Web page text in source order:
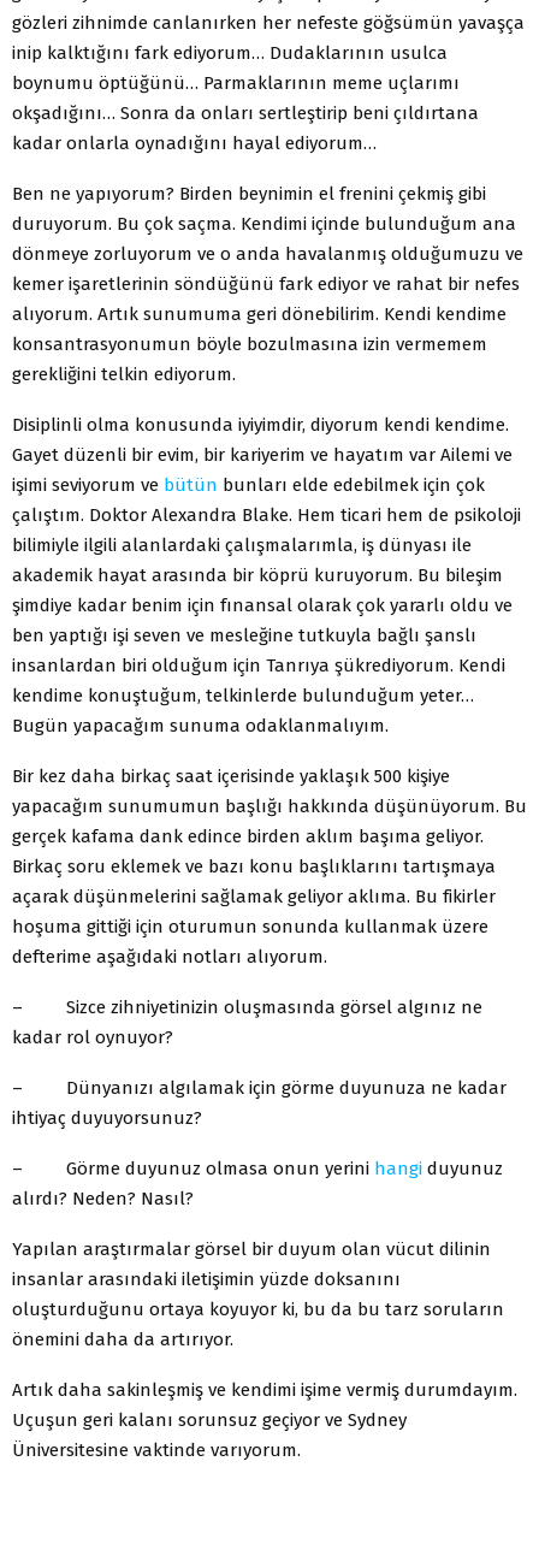
gözleri zihnimde canlanırken her nefeste göğsümün yavaşça
inip kalktığını fark ediyorum… Dudaklarının usulca
boynumu öptüğünü… Parmaklarının meme uçlarımı
okşadığını… Sonra da onları sertleştirip beni çıldırtana
kadar onlarla oynadığını hayal ediyorum…
Ben ne yapıyorum? Birden beynimin el frenini çekmiş gibi
duruyorum. Bu çok saçma. Kendimi içinde bulunduğum ana
dönmeye zorluyorum ve o anda havalanmış olduğumuzu ve
kemer işaretlerinin söndüğünü fark ediyor ve rahat bir nefes
alıyorum. Artık sunumuma geri dönebilirim. Kendi kendime
konsantrasyonumun böyle bozulmasına izin vermemem
gerekliğini telkin ediyorum.
Disiplinli olma konusunda iyiyimdir, diyorum kendi kendime.
Gayet düzenli bir evim, bir kariyerim ve hayatım var Ailemi ve
işimi seviyorum ve bütün bunları elde edebilmek için çok
çalıştım. Doktor Alexandra Blake. Hem ticari hem de psikoloji
bilimiyle ilgili alanlardaki çalışmalarımla, iş dünyası ile
akademik hayat arasında bir köprü kuruyorum. Bu bileşim
şimdiye kadar benim için fınansal olarak çok yararlı oldu ve
ben yaptığı işi seven ve mesleğine tutkuyla bağlı şanslı
insanlardan biri olduğum için Tanrıya şükrediyorum. Kendi
kendime konuştuğum, telkinlerde bulunduğum yeter…
Bugün yapacağım sunuma odaklanmalıyım.
Bir kez daha birkaç saat içerisinde yaklaşık 500 kişiye
yapacağım sunumumun başlığı hakkında düşünüyorum. Bu
gerçek kafama dank edince birden aklım başıma geliyor.
Birkaç soru eklemek ve bazı konu başlıklarını tartışmaya
açarak düşünmelerini sağlamak geliyor aklıma. Bu fikirler
hoşuma gittiği için oturumun sonunda kullanmak üzere
defterime aşağıdaki notları alıyorum.
– Sizce zihniyetinizin oluşmasında görsel algınız ne
kadar rol oynuyor?
– Dünyanızı algılamak için görme duyunuza ne kadar
ihtiyaç duyuyorsunuz?
– Görme duyunuz olmasa onun yerini hangi duyunuz
alırdı? Neden? Nasıl?
Yapılan araştırmalar görsel bir duyum olan vücut dilinin
insanlar arasındaki iletişimin yüzde doksanını
oluşturduğunu ortaya koyuyor ki, bu da bu tarz soruların
önemini daha da artırıyor.
Artık daha sakinleşmiş ve kendimi işime vermiş durumdayım.
Uçuşun geri kalanı sorunsuz geçiyor ve Sydney
Üniversitesine vaktinde varıyorum.